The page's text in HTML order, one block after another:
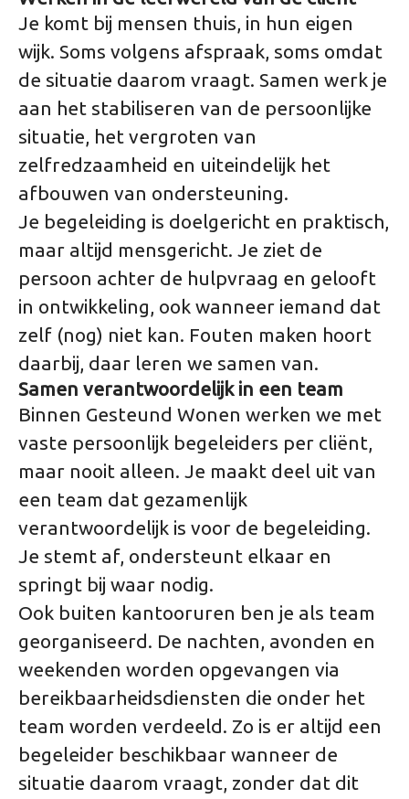
Je komt bij mensen thuis, in hun eigen
wijk. Soms volgens afspraak, soms omdat
de situatie daarom vraagt. Samen werk je
aan het stabiliseren van de persoonlijke
situatie, het vergroten van
zelfredzaamheid en uiteindelijk het
afbouwen van ondersteuning.
Je begeleiding is doelgericht en praktisch,
maar altijd mensgericht. Je ziet de
persoon achter de hulpvraag en gelooft
in ontwikkeling, ook wanneer iemand dat
zelf (nog) niet kan. Fouten maken hoort
daarbij, daar leren we samen van.
Samen verantwoordelijk in een team
Binnen Gesteund Wonen werken we met
vaste persoonlijk begeleiders per cliënt,
maar nooit alleen. Je maakt deel uit van
een team dat gezamenlijk
verantwoordelijk is voor de begeleiding.
Je stemt af, ondersteunt elkaar en
springt bij waar nodig.
Ook buiten kantooruren ben je als team
georganiseerd. De nachten, avonden en
weekenden worden opgevangen via
bereikbaarheidsdiensten die onder het
team worden verdeeld. Zo is er altijd een
begeleider beschikbaar wanneer de
situatie daarom vraagt, zonder dat dit